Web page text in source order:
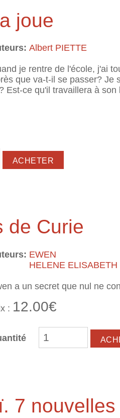
joue
Albert PIETTE
je rentre de l'école, j'ai
que va-t-il se passer? Je
Est-ce qu'il travaillera à
de Curie
EWEN
HELENE ELISABETH
a un secret que nul ne
: 12.00€
7